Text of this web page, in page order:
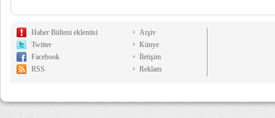
Haber Bülteni eklentisi
Twitter
Facebook
RSS
Arşiv
Künye
İletişim
Reklam